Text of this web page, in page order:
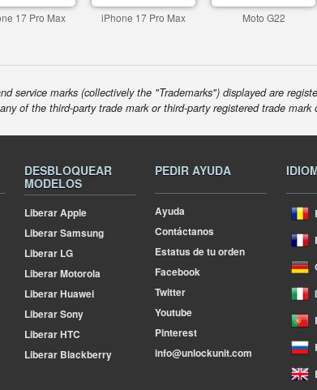
17 Pro Max iPhone 17 Pro Max Moto G22
service marks (collectively the "Trademarks") displayed are
of the third-party trade mark or third-party registered trade
DESBLOQUEAR
MODELOS
Liberar Apple
Liberar Samsung
Liberar LG
Liberar Motorola
Liberar Huawei
Liberar Sony
Liberar HTC
Liberar Blackberry
PEDIR AYUDA
Ayuda
Contáctanos
Estatus de tu orden
Facebook
Twitter
Youtube
Pinterest
info@unlockunit.com